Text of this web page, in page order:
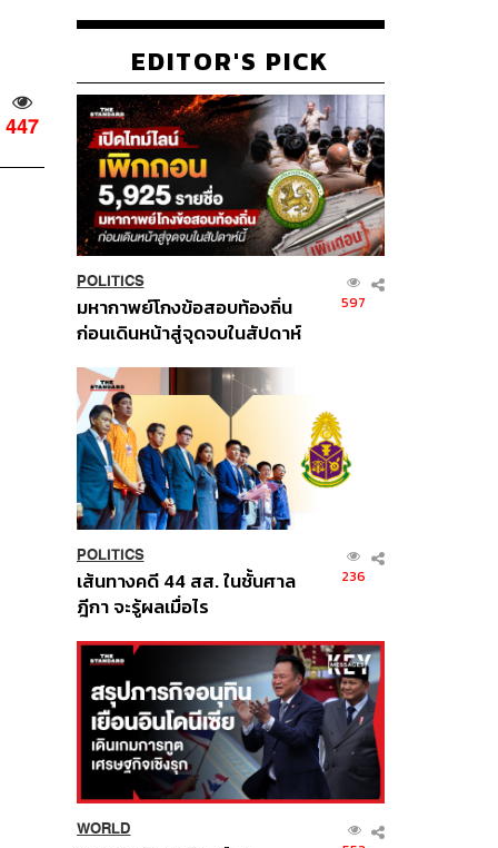
447
EDITOR'S PICK
POLITICS
มหากาพย์โกงข้อสอบท้องถิ่น
ก่อนเดินหน้าสู่จุดจบในสัปดาห์
597
POLITICS
เส้นทางคดี 44 สส. ในชั้นศาล
ฎีกา จะรู้ผลเมื่อไร
236
WORLD